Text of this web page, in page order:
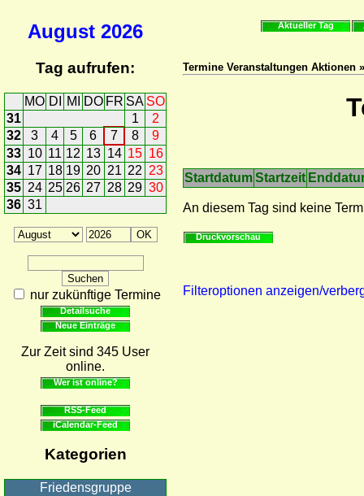
August 2026
Tag aufrufen:
MO DI MI DO FR SA SO
31
1
2
32
3 4 5 6 7 8
9
33 10 11 12 13 14 15 16
34 17 18 19 20 21 22 23
35 24 25 26 27 28 29 30
36 31
nur zukünftige Termine
Detailsuche
Neue Einträge
Zur Zeit sind 345 User
online.
Wer ist online?
RSS-Feed
iCalendar-Feed
Kategorien
Friedensgruppe
Aktueller Tag
Termine Veranstaltungen Aktionen
StartdatumStartzeit
An diesem Tag sind keine
Druckvorschau
Filteroptionen anzeigen/